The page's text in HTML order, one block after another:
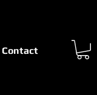
Contact